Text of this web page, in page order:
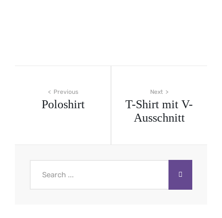
Beitragsnavigation
Previous
Poloshirt
Next
T-Shirt mit V-
Ausschnitt